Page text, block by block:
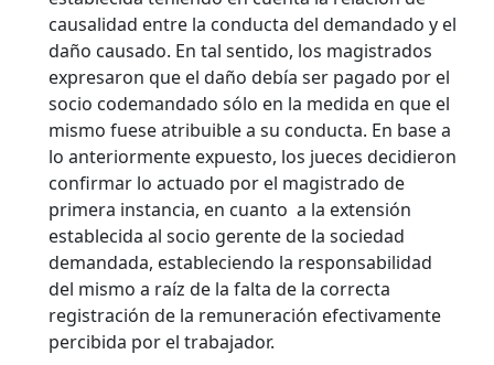
causalidad entre la conducta del demandado y el
daño causado. En tal sentido, los magistrados
expresaron que el daño debía ser pagado por el
socio codemandado sólo en la medida en que el
mismo fuese atribuible a su conducta. En base a
lo anteriormente expuesto, los jueces decidieron
confirmar lo actuado por el magistrado de
primera instancia, en cuanto a la extensión
establecida al socio gerente de la sociedad
demandada, estableciendo la responsabilidad
del mismo a raíz de la falta de la correcta
registración de la remuneración efectivamente
percibida por el trabajador.